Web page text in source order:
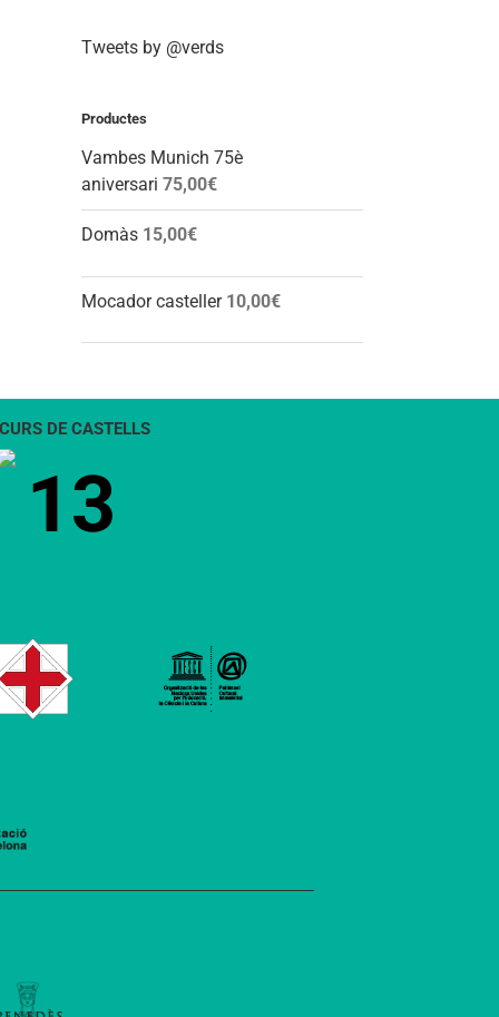
Tweets by @verds
Productes
Vambes Munich 75è
aniversari 75,00€
Domàs 15,00€
Mocador casteller 10,00€
DE CASTELLS
13